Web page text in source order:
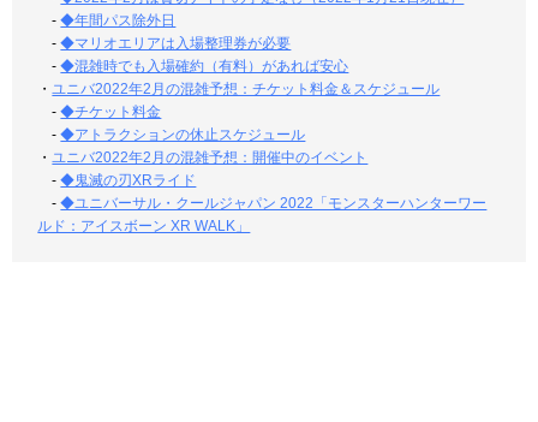
-◆年間パス除外日
-◆マリオエリアは入場整理券が必要
-◆混雑時でも入場確約（有料）があれば安心
・ユニバ2022年2月の混雑予想：チケット料金＆スケジュール
-◆チケット料金
-◆アトラクションの休止スケジュール
・ユニバ2022年2月の混雑予想：開催中のイベント
-◆鬼滅の刃XRライド
-◆ユニバーサル・クールジャパン 2022「モンスターハンターワー
ルド：アイスボーン XR WALK」